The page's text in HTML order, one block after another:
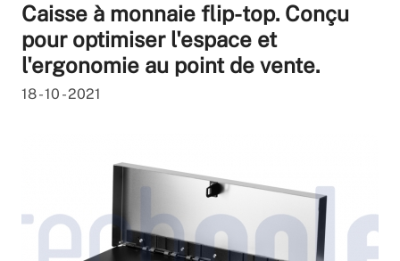
Caisse à monnaie flip-top. Conçu
pour optimiser l'espace et
l'ergonomie au point de vente.
18 - 10 - 2021